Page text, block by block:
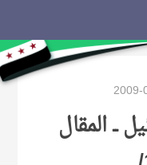
2009-
ــ المقال